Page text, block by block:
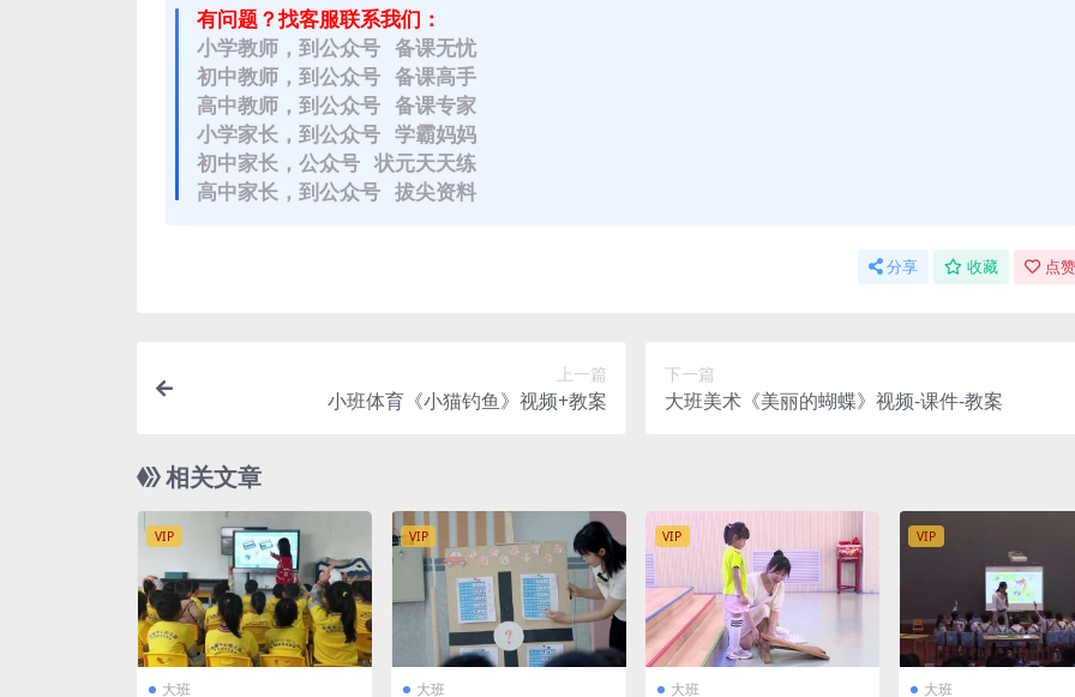
有问题？找客服联系我们：
小学教师，到公众号 备课无忧
初中教师，到公众号 备课高手
高中教师，到公众号 备课专家
小学家长，到公众号 学霸妈妈
初中家长，公众号 状元天天练
高中家长，到公众号 拔尖资料
分享 收藏 点
上一篇
小班体育《小猫钓鱼》视频+教案
下一篇
大班美术《美丽的蝴蝶》视频-课件-教案
相关文章
VIP
大班
VIP
大班
VIP
大班
VIP
大班